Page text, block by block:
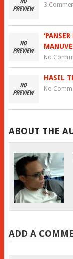
3
No
HASIL
No
ABOUT THE
ADD A